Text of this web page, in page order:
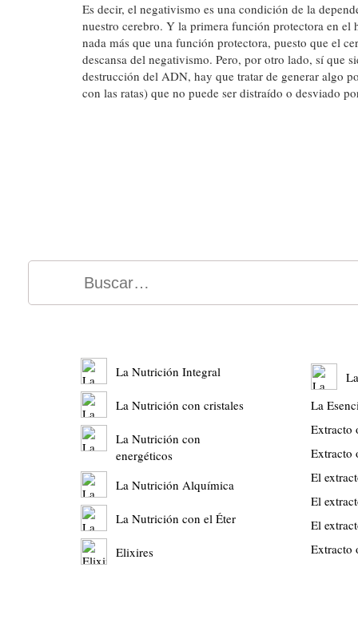
Es decir, el negativismo es una condición de la
nuestro cerebro. Y la primera función protectora en el
nada más que una función protectora, puesto que el
descansa del negativismo. Pero, por otro lado, sí que
destrucción del ADN, hay que tratar de generar algo
con las ratas) que no puede ser distraído o desviado
La Nutrición Integral
La Nutrición con cristales
La Nutrición con
energéticos
La Nutrición Alquímica
La Nutrición con el Éter
Elixires
La
Extracto
Extracto
El
El
El
Extracto